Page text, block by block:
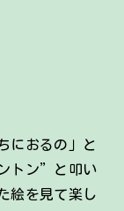
におるの」と
トン”と叩い
絵を見て楽し